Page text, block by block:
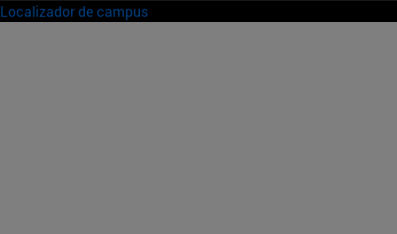
Localizador de campus